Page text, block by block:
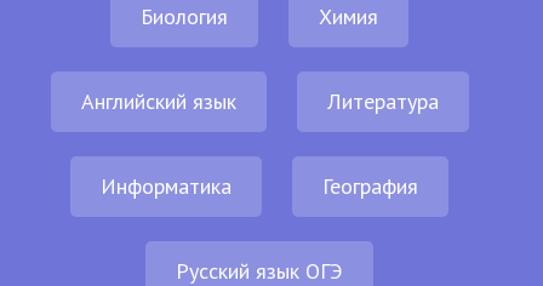
Биология Химия
Английский язык Литература
Информатика География
Русский язык ОГЭ